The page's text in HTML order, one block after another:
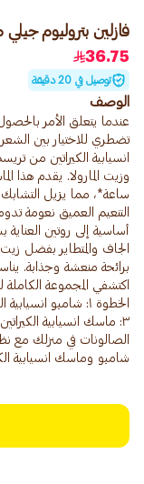
فازلين بتروليوم جيلي
36.75
توصيل في 20 دقيقة
الوصف
عندما يتعلق الأمر
تضطري للاختيار بين
انسيابية الكيراتين من
ساعة*، مما يزيل
التنعيم العميق نعومة
أساسية إلى روتين
الجاف والمتطاير بفضل
برائحة منعشة وجذابة.
٣: ماسك انسيابية
الصالونات في منزلك مع
شامبو وماسك انسيابية